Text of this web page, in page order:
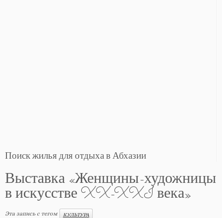
Поиск жилья для отдыха в Абхазии
Выставка «Женщины-художницы
в искусстве XX-XXI века»
Эта запись с тегом КУЛЬТУРА